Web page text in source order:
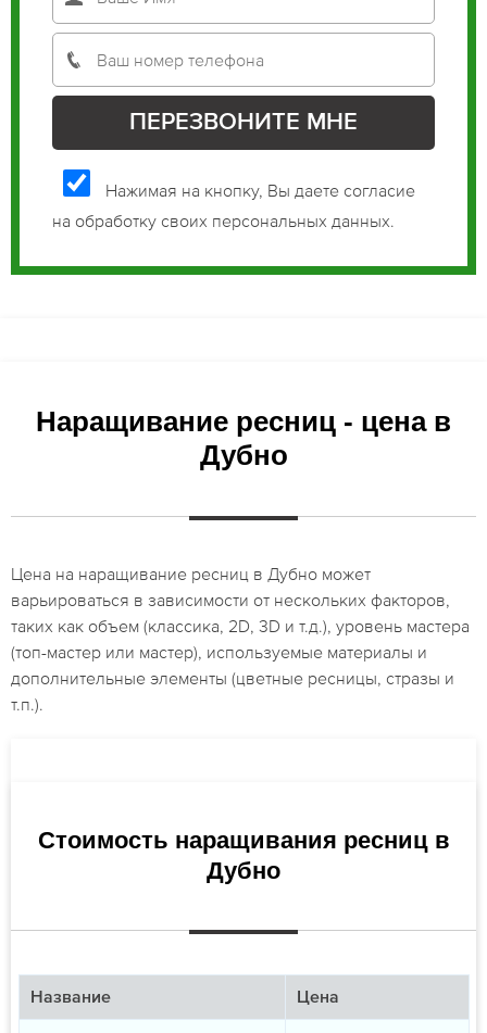
Нажимая на кнопку, Вы даете согласие
на обработку своих персональных данных.
Наращивание ресниц - цена в
Дубно
Цена на наращивание ресниц в Дубно может
варьироваться в зависимости от нескольких факторов,
таких как объем (классика, 2D, 3D и т.д.), уровень мастера
(топ-мастер или мастер), используемые материалы и
дополнительные элементы (цветные ресницы, стразы и
т.п.).
Стоимость наращивания ресниц в
Дубно
Название Цена